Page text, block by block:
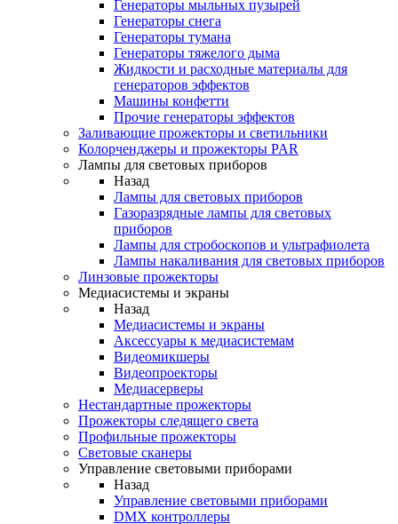
Генераторы мыльных пузырей
Генераторы снега
Генераторы тумана
Генераторы тяжелого дыма
Жидкости и расходные материалы для
генераторов эффектов
Машины конфетти
Прочие генераторы эффектов
Заливающие прожекторы и светильники
Колорченджеры и прожекторы PAR
Лампы для световых приборов
Назад
Лампы для световых приборов
Газоразрядные лампы для световых
приборов
Лампы для стробоскопов и ультрафиолета
Лампы накаливания для световых приборов
Линзовые прожекторы
Медиасистемы и экраны
Назад
Медиасистемы и экраны
Аксессуары к медиасистемам
Видеомикшеры
Видеопроекторы
Медиасерверы
Нестандартные прожекторы
Прожекторы следящего света
Профильные прожекторы
Световые сканеры
Управление световыми приборами
Назад
Управление световыми приборами
DMX контроллеры